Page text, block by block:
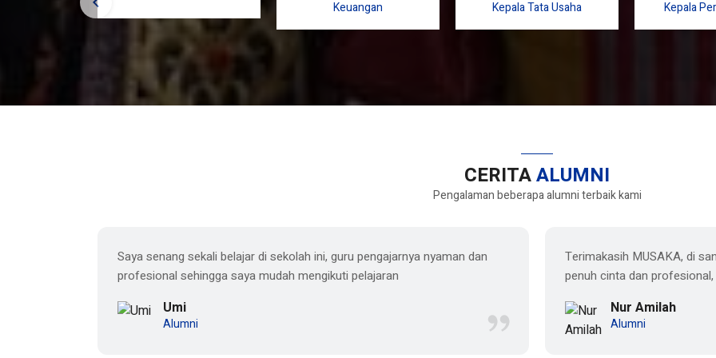
Keuangan Kepala Tata Usaha Kepala
CERITAALUMNI
Pengalaman beberapa alumni terbaik kami
Saya senang sekali belajar di sekolah ini, guru pengajarnya nyaman dan
profesional sehingga saya mudah mengikuti pelajaran
Umi
Alumni
Terimakasih MUSAKA, di
penuh cinta dan
Nur Amilah
Alumni